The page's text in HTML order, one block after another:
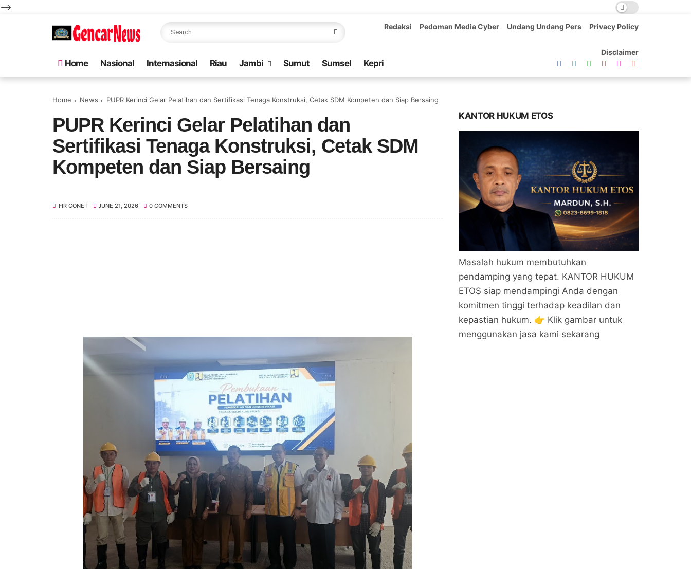
-->
Redaksi Pedoman Media Cyber Undang Undang Pers Privacy Policy
Disclaimer
Home Nasional Internasional Riau Jambi Sumut Sumsel Kepri
Home News PUPR Kerinci Gelar Pelatihan dan Sertifikasi Tenaga Konstruksi, Cetak SDM Kompeten dan Siap Bersaing
PUPR Kerinci Gelar Pelatihan dan
Sertifikasi Tenaga Konstruksi, Cetak SDM
Kompeten dan Siap Bersaing
FIR CONET JUNE 21, 2026 0 COMMENTS
KANTOR HUKUM ETOS
Masalah hukum membutuhkan
pendamping yang tepat. KANTOR HUKUM
ETOS siap mendampingi Anda dengan
komitmen tinggi terhadap keadilan dan
kepastian hukum. 👉 Klik gambar untuk
menggunakan jasa kami sekarang